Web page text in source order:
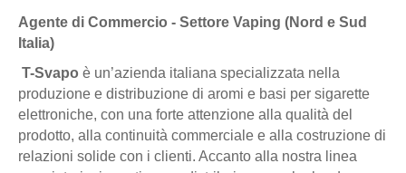
Agente di Commercio - Settore Vaping (Nord e Sud
Italia)
T-Svapo è un’azienda italiana specializzata nella
produzione e distribuzione di aromi e basi per sigarette
elettroniche, con una forte attenzione alla qualità del
prodotto, alla continuità commerciale e alla costruzione di
relazioni solide con i clienti. Accanto alla nostra linea